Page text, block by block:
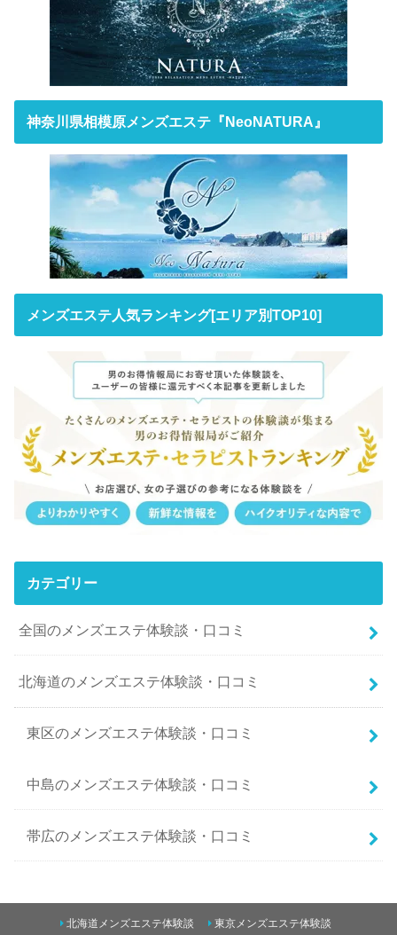
神奈川県相模原メンズエステ『NeoNATURA』
メンズエステ人気ランキング[エリア別TOP10]
カテゴリー
全国のメンズエステ体験談・口コミ
北海道のメンズエステ体験談・口コミ
東区のメンズエステ体験談・口コミ
中島のメンズエステ体験談・口コミ
帯広のメンズエステ体験談・口コミ
北海道メンズエステ体験談 東京メンズエステ体験談